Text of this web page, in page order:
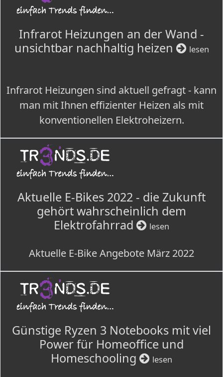
Infrarot Heizungen an der Wand -
unsichtbar nachhaltig heizen
lesen
Infrarot Heizungen sind aktuell gefragt - kann
man mit Ihnen effizienter Heizen als mit
konventionellen Elektroheizern.
Aktuelle E-Bikes 2022 - die Zukunft
gehört wahrscheinlich dem
Elektrofahrrad
lesen
Aktuelle E-Bike Angebote März 2022
Günstige Ryzen 3 Notebooks mit viel
Power für Homeoffice und
Homeschooling
lesen